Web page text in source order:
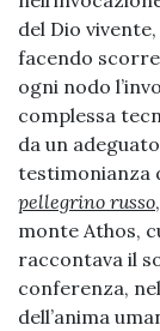
del Dio
facendo
ogni nodo
complessa
da un
testimonianza
pellegrino russo
monte Athos,
raccontava il
conferenza,
dell’anima